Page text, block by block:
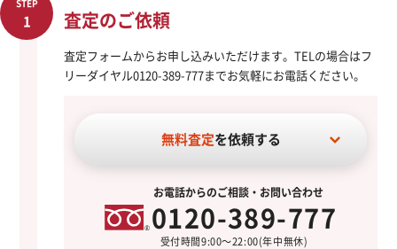
STEP
1 査定のご依頼
査定フォームからお申し込みいただけます。TELの場合はフ
リーダイヤル0120-389-777までお気軽にお電話ください。
無料査定を依頼する
お電話からのご相談・お問い合わせ
0120-389-777
受付時間9:00～22:00(年中無休)